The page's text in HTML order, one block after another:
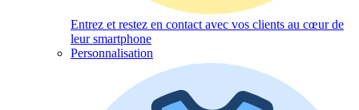
Entrez et restez en contact avec vos clients au cœur de
leur smartphone
Personnalisation